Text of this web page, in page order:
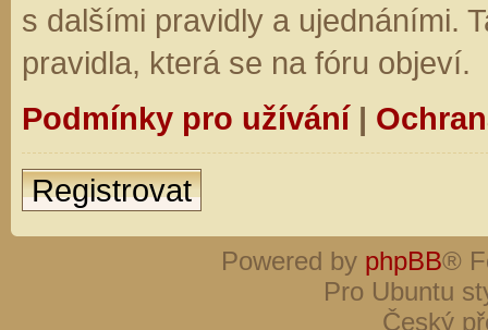
s dalšími pravidly a ujednáními.
pravidla, která se na fóru objeví.
Podmínky pro užívání|
Registrovat
Powered by phpBB®
Pro Ubuntu
Český